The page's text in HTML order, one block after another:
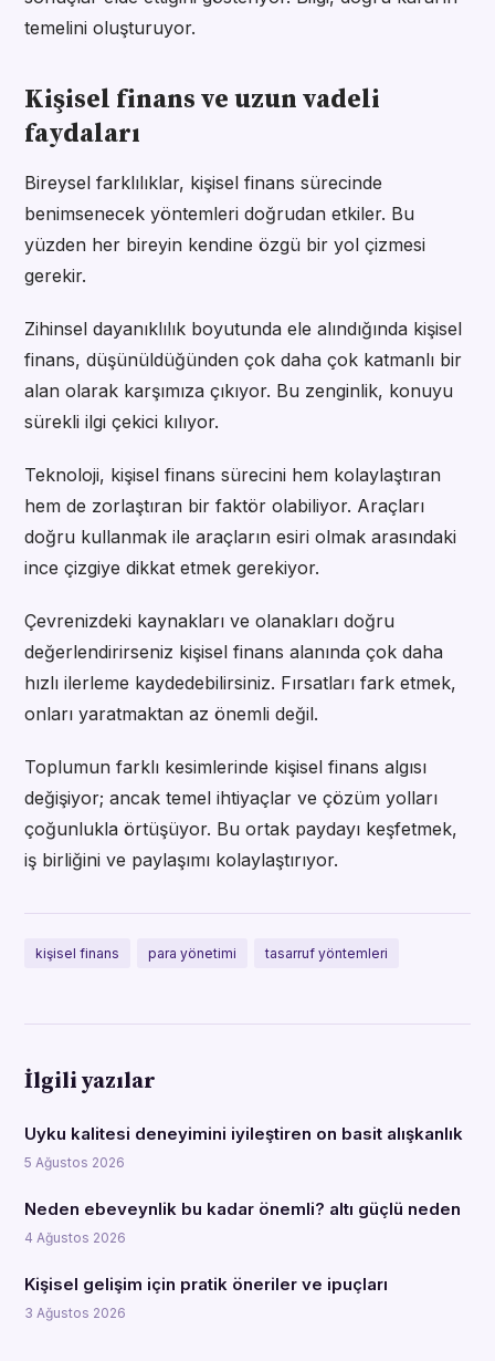
temelini oluşturuyor.
Kişisel finans ve uzun vadeli
faydaları
Bireysel farklılıklar, kişisel finans sürecinde
benimsenecek yöntemleri doğrudan etkiler. Bu
yüzden her bireyin kendine özgü bir yol çizmesi
gerekir.
Zihinsel dayanıklılık boyutunda ele alındığında kişisel
finans, düşünüldüğünden çok daha çok katmanlı bir
alan olarak karşımıza çıkıyor. Bu zenginlik, konuyu
sürekli ilgi çekici kılıyor.
Teknoloji, kişisel finans sürecini hem kolaylaştıran
hem de zorlaştıran bir faktör olabiliyor. Araçları
doğru kullanmak ile araçların esiri olmak arasındaki
ince çizgiye dikkat etmek gerekiyor.
Çevrenizdeki kaynakları ve olanakları doğru
değerlendirirseniz kişisel finans alanında çok daha
hızlı ilerleme kaydedebilirsiniz. Fırsatları fark etmek,
onları yaratmaktan az önemli değil.
Toplumun farklı kesimlerinde kişisel finans algısı
değişiyor; ancak temel ihtiyaçlar ve çözüm yolları
çoğunlukla örtüşüyor. Bu ortak paydayı keşfetmek,
iş birliğini ve paylaşımı kolaylaştırıyor.
kişisel finans para yönetimi tasarruf yöntemleri
İlgili yazılar
Uyku kalitesi deneyimini iyileştiren on basit alışkanlık
5 Ağustos 2026
Neden ebeveynlik bu kadar önemli? altı güçlü neden
4 Ağustos 2026
Kişisel gelişim için pratik öneriler ve ipuçları
3 Ağustos 2026